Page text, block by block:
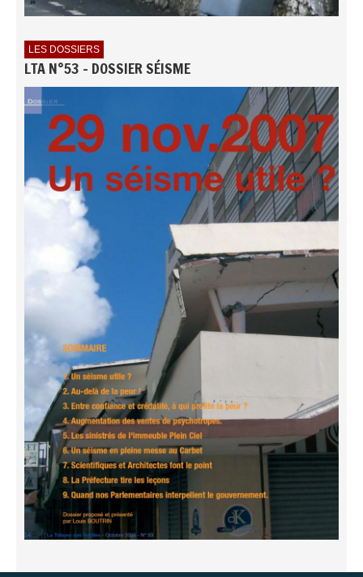
LES DOSSIERS
LTA N°53 - DOSSIER SÉISME